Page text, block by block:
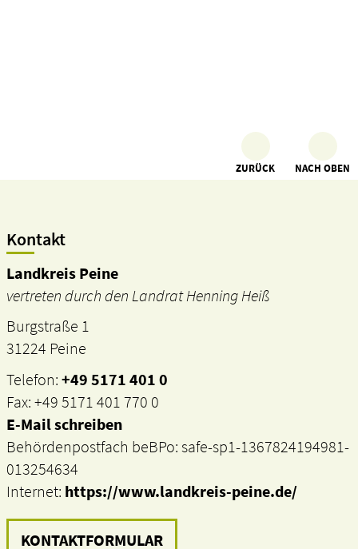
ZURÜCK NACH OBEN
Kontakt
Landkreis Peine
vertreten durch den Landrat Henning Heiß
Burgstraße 1
31224 Peine
Telefon:+49 5171 401 0
Fax: +49 5171 401 770 0
E-Mail schreiben
Behördenpostfach beBPo: safe-sp1-1367824194981-
013254634
Internet: https://www.landkreis-peine.de/
KONTAKTFORMULAR